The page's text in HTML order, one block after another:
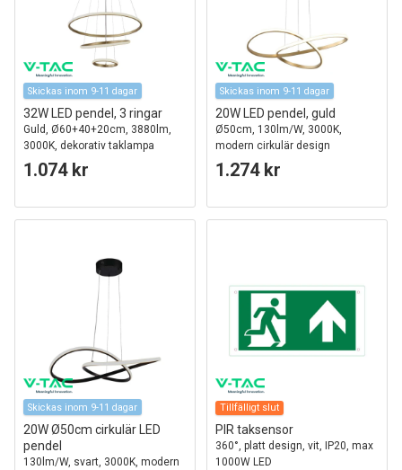
Skickas inom 9-11 dagar
32W LED pendel, 3 ringar
Guld, Ø60+40+20cm, 3880lm,
3000K, dekorativ taklampa
1.074 kr
Skickas inom 9-11 dagar
20W LED pendel, guld
Ø50cm, 130lm/W, 3000K,
modern cirkulär design
1.274 kr
Skickas inom 9-11 dagar
20W Ø50cm cirkulär LED
pendel
130lm/W, svart, 3000K, modern
Tillfälligt slut
PIR taksensor
360°, platt design, vit, IP20, max
1000W LED